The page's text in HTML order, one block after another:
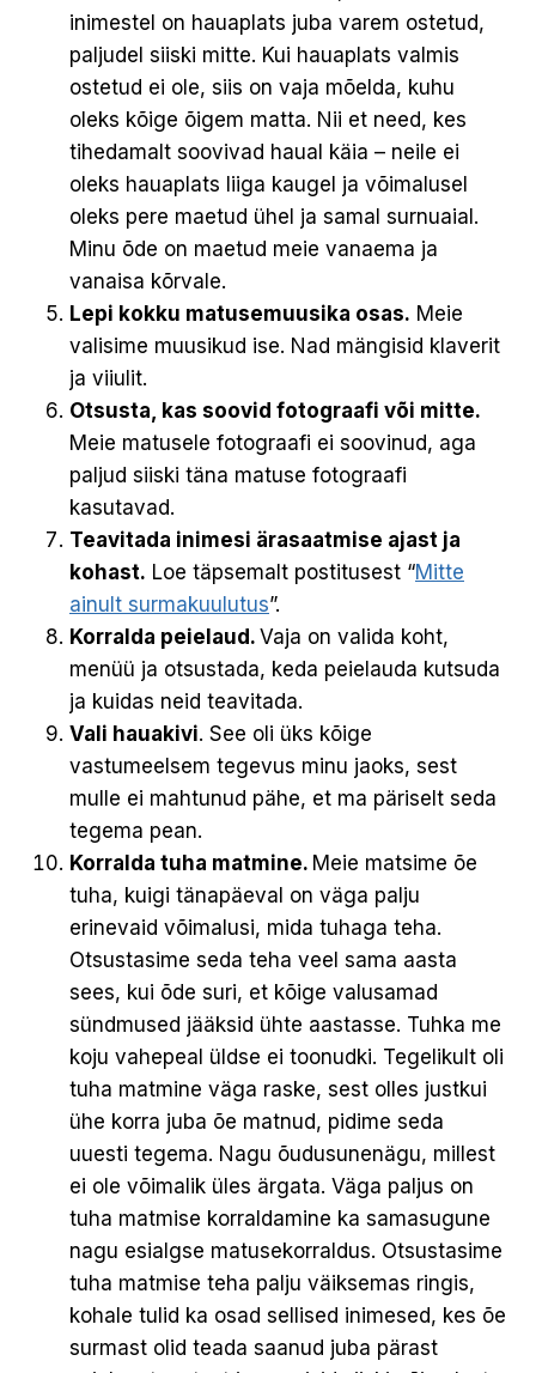
inimestel on hauaplats juba varem ostetud,
paljudel siiski mitte. Kui hauaplats valmis
ostetud ei ole, siis on vaja mõelda, kuhu
oleks kõige õigem matta. Nii et need, kes
tihedamalt soovivad haual käia – neile ei
oleks hauaplats liiga kaugel ja võimalusel
oleks pere maetud ühel ja samal surnuaial.
Minu õde on maetud meie vanaema ja
vanaisa kõrvale.
Lepi kokku matusemuusika osas. Meie
valisime muusikud ise. Nad mängisid klaverit
ja viiulit.
Otsusta, kas soovid fotograafi või mitte.
Meie matusele fotograafi ei soovinud, aga
paljud siiski täna matuse fotograafi
kasutavad.
Teavitada inimesi ärasaatmise ajast ja
kohast. Loe täpsemalt postitusest “Mitte
ainult surmakuulutus”.
Korralda peielaud. Vaja on valida koht,
menüü ja otsustada, keda peielauda kutsuda
ja kuidas neid teavitada.
Vali hauakivi. See oli üks kõige
vastumeelsem tegevus minu jaoks, sest
mulle ei mahtunud pähe, et ma päriselt seda
tegema pean.
Korralda tuha matmine. Meie matsime õe
tuha, kuigi tänapäeval on väga palju
erinevaid võimalusi, mida tuhaga teha.
Otsustasime seda teha veel sama aasta
sees, kui õde suri, et kõige valusamad
sündmused jääksid ühte aastasse. Tuhka me
koju vahepeal üldse ei toonudki. Tegelikult oli
tuha matmine väga raske, sest olles justkui
ühe korra juba õe matnud, pidime seda
uuesti tegema. Nagu õudusunenägu, millest
ei ole võimalik üles ärgata. Väga paljus on
tuha matmise korraldamine ka samasugune
nagu esialgse matusekorraldus. Otsustasime
tuha matmise teha palju väiksemas ringis,
kohale tulid ka osad sellised inimesed, kes õe
surmast olid teada saanud juba pärast